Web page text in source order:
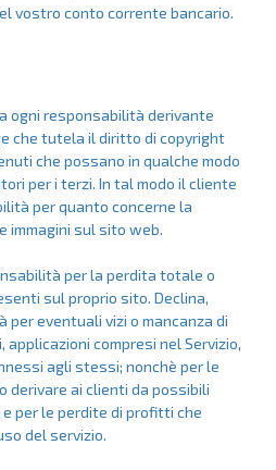
vostro conto corrente bancario.
ogni responsabilità derivante
che tutela il diritto di copyright
che possano in qualche modo
per i terzi. In tal modo il cliente
per quanto concerne la
immagini sul sito web.
per la perdita totale o
sul proprio sito. Declina,
eventuali vizi o mancanza di
compresi nel Servizio,
agli stessi; nonchè per le
derivare ai clienti da possibili
per le perdite di profitti che
del servizio.